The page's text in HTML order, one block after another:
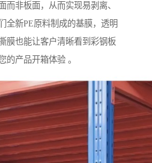
而非板面，从而实现易剥离、
全新PE原料制成的基膜，透明
膜也能让客户清晰看到彩钢板
的产品开箱体验 。